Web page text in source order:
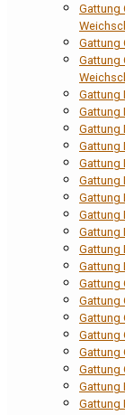
Gattung
Gattung
Gattung
Gattung
Gattung
Gattung
Gattung
Gattung
Gattung
Gattung
Gattung
Gattung
Gattung
Gattung
Gattung
Gattung
Gattung
Gattung
Gattung
Gattung
Gattung
Gattung